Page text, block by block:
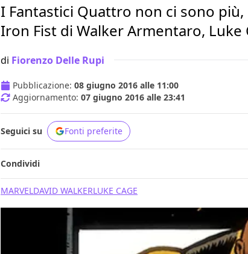
I Fantastici Quattro non ci sono
Iron Fist di Walker Armentaro, Luke
di Fiorenzo Delle Rupi
Pubblicazione: 08 giugno 2016 alle 11:00
Aggiornamento: 07 giugno 2016 alle 23:41
Seguici su Fonti preferite
Condividi
MARVELDAVID WALKERLUKE CAGE